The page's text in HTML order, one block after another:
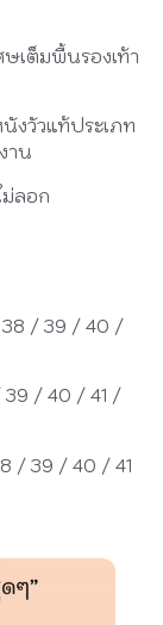
เต็มพื้นรองเท้า
งวัวแท้ประเภท
าน
ม่ลอก
38 / 39 / 40 /
39 / 40 / 41 /
/ 39 / 40 / 41